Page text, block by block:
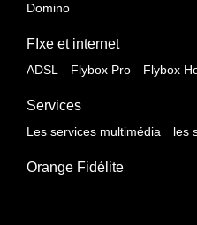
Domino
FIxe et internet
ADSL Flybox Pro Flybox
Services
Les services multimédia les
Orange Fidélite